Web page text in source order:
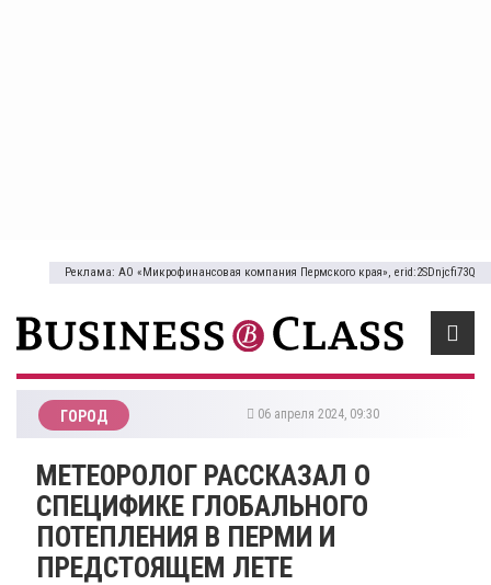
Реклама: АО «Микрофинансовая компания Пермского края», erid:2SDnjcfi73Q
ГОРОД 06 апреля 2024, 09:30
МЕТЕОРОЛОГ РАССКАЗАЛ О
СПЕЦИФИКЕ ГЛОБАЛЬНОГО
ПОТЕПЛЕНИЯ В ПЕРМИ И
ПРЕДСТОЯЩЕМ ЛЕТЕ